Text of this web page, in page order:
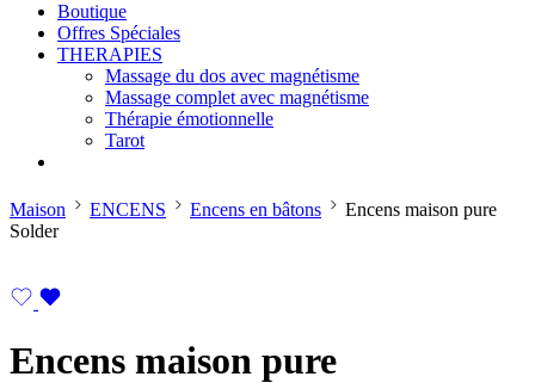
Boutique
Offres Spéciales
THERAPIES
Massage du dos avec magnétisme
Massage complet avec magnétisme
Thérapie émotionnelle
Tarot
Maison ENCENS Encens en bâtons
Encens maison pure
Solder
Encens maison pure